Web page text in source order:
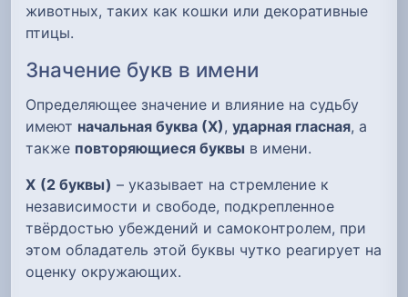
животных, таких как кошки или декоративные
птицы.
Значение букв в имени
Определяющее значение и влияние на судьбу
имеют начальная буква (Х), ударная гласная, а
также повторяющиеся буквы в имени.
Х (2 буквы) – указывает на стремление к
независимости и свободе, подкрепленное
твёрдостью убеждений и самоконтролем, при
этом обладатель этой буквы чутко реагирует на
оценку окружающих.